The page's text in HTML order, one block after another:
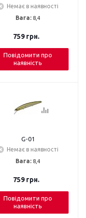
Немає в наявності
Вага: 8,4
759грн.
Повідомити про
наявність
G-01
Немає в наявності
Вага: 8,4
759грн.
Повідомити про
наявність